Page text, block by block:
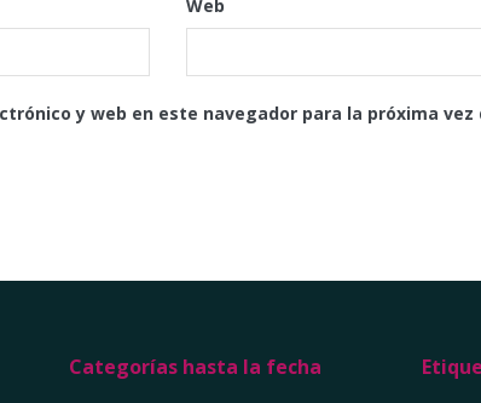
Web
y web en este navegador para la próxima vez
Categorías hasta la fecha